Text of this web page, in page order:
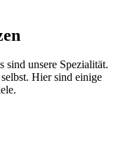
sind unsere Spezialität.
Hier sind einige